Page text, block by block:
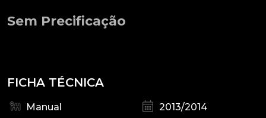
Sem Precificação
FICHA TÉCNICA
Manual 2013/2014